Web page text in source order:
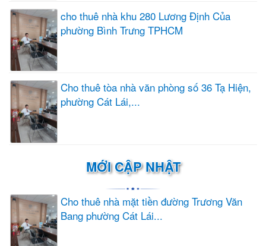
cho thuê nhà khu 280 Lương Định Của
phường Bình Trưng TPHCM
Cho thuê tòa nhà văn phòng số 36 Tạ Hiện,
phường Cát Lái,...
MỚI CẬP NHẬT
Cho thuê nhà mặt tiền đường Trương Văn
Bang phường Cát Lái...